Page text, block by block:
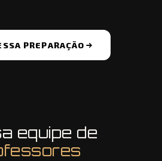
PREPARAÇÃO
equipe de